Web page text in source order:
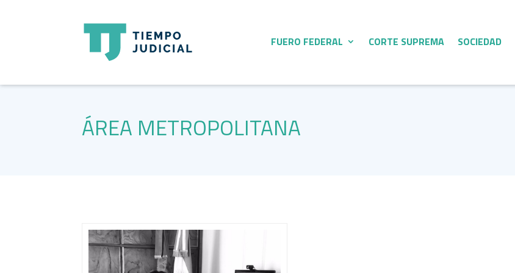
FUERO FEDERAL CORTE SUPREMA SOCIEDAD
ÁREA METROPOLITANA